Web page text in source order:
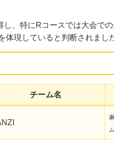
、特にRコースでは大会での
現していると判断されまし
チーム名